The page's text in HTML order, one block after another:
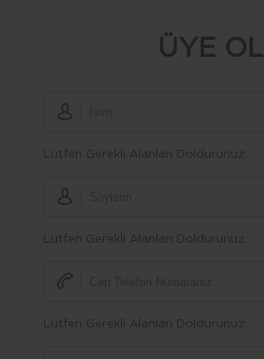
ÜYE OL
Lütfen Gerekli Alanları Doldurunuz.
Lütfen Gerekli Alanları Doldurunuz.
Lütfen Gerekli Alanları Doldurunuz.